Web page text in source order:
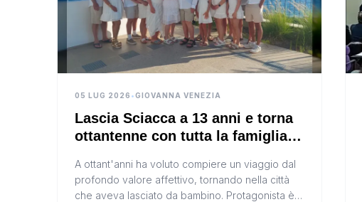
05 LUG 2026 •GIOVANNA VENEZIA
Lascia Sciacca a 13 anni e torna
ottantenne con tutta la famiglia,
A ottant'anni ha voluto compiere un viaggio dal
profondo valore affettivo, tornando nella città
che aveva lasciato da bambino. Protagonista è